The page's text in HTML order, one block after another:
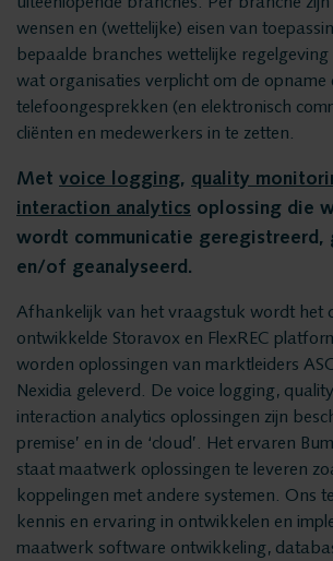
Privacy en
security
Vacatures
Oplossingen
Recording
Voice logging
Messaging
Quality
Messaging Recording
Quality Monitoring
Insights Analytics
Spraakanalyse
Cloud Recorder
Branches
Customer Contact Centers
Financiële Instellingen
Openbare Orde & Veiligheid
Verkeersleiding
Providers
Producten
wensen en (wettelijke) eisen van
bepaalde branches wettelijke
wat organisaties verplicht om de opname
telefoongesprekken (en elektronisch
cliënten en medewerkers in te zetten.
Met voice logging, quality
interaction analytics oplossing die
wordt communicatie geregistreerd,
en/of geanalyseerd.
Afhankelijk van het vraagstuk wordt het
ontwikkelde Storavox en FlexREC
worden oplossingen van marktleiders
Nexidia geleverd. De voice logging,
interaction analytics oplossingen zijn
premise’ en in de ‘cloud’. Het ervaren
staat maatwerk oplossingen te leveren
koppelingen met andere systemen. Ons
kennis en ervaring in ontwikkelen en
maatwerk software ontwikkeling,